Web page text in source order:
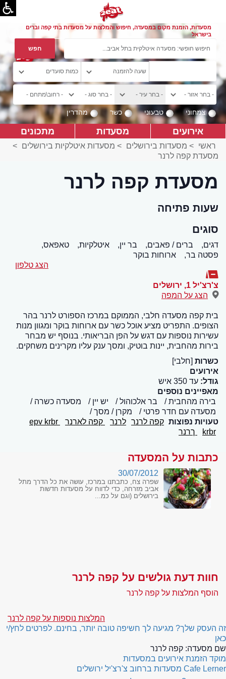
מסעדות, הזמנת מקום במסעדה, חיפוש והמלצות על מסעדות בתי קפה וברים
בישראל
צמחוני טבעוני כשר מהדרין
אירועים מסעדות מתכונים
ראשי > מסעדות בירושלים > מסעדות איטלקיות בירושלים >
מסעדת קפה לרנר
מסעדת קפה לרנר
שעות פתיחה
סוגים
דגים, ברים / פאבים, בר יין, איטלקיות,
טאפאס,
פסטה בר,
ארוחות בוקר
הצג טלפון
צ'רצ'יל 1 , ירושלים
הצג על המפה
בית קפה מסעדה חלבי, הממוקם במרכז הספורט לרנר בהר
הצופים. התפריט מציע אוכל כשר עם ארוחות בוקר ומגוון מנות
עשירות נוספות עם דגש על הפן הבריאותי. בנוסף יש מבחר
בירות מהחבית, יינות בוטיק, ומסך ענק עליו מקרינים משחקים.
כשרות [חלבי]
אירועים
גודל: עד 350 איש
מאפיינים נוספים
בירה מהחבית
בר אלכוהול יש יין
מסעדה כשרה
מסעדה עם חדר פרטי
מקרן / מסך
טעויות נפוצות קפה לרנר לרנר קפה לארנר
krbr
ךרנר
כתבות על המסעדה
30/07/2012
שפרה צח, כתבתנו במרכז, עושה את כל הדרך מתל
אביב מזרחה, כדי לדווח על מסעדות חדשות
בירושלים (וגם על כמ...
חוות דעת גולשים על קפה לרנר
הוסף המלצות על קפה לרנר
המלצות נוספות על קפה לרנר
זה העסק שלך? מגיעה לך חשיפה טובה יותר, בחינם. לפרטים לחץ/י
כאן
שם מסעדה: קפה לרנר
מוקד הזמנת אירועים במסעדות
Cafe Lerner מסעדות ברחוב צ'רצ'יל ירושלים